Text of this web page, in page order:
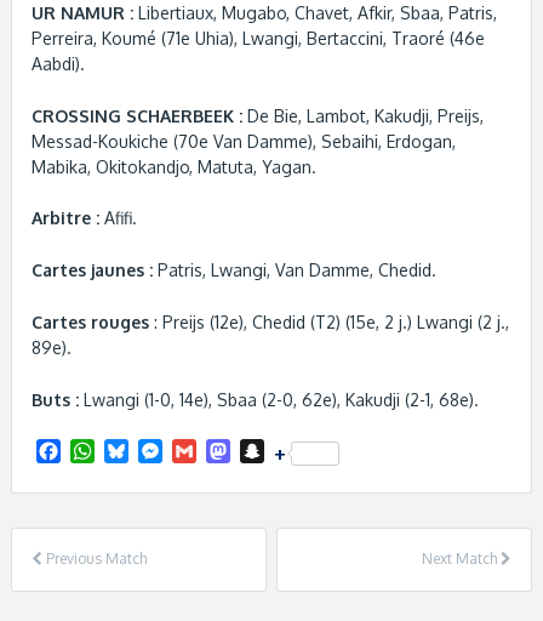
UR NAMUR : Libertiaux, Mugabo, Chavet, Afkir, Sbaa, Patris,
Perreira, Koumé (71e Uhia), Lwangi, Bertaccini, Traoré (46e
Aabdi).
CROSSING SCHAERBEEK :De Bie, Lambot, Kakudji, Preijs,
Messad-Koukiche (70e Van Damme), Sebaihi, Erdogan,
Mabika, Okitokandjo, Matuta, Yagan.
Arbitre : Afifi.
Cartes jaunes : Patris, Lwangi, Van Damme, Chedid.
Cartes rouges: Preijs (12e), Chedid (T2) (15e, 2 j.) Lwangi (2 j.,
89e).
Buts :Lwangi (1-0, 14e), Sbaa (2-0, 62e), Kakudji (2-1, 68e).
c
e
o
o
W
a
t
A
p
u
e
s
k
y
M
s
s
g
G
a
i
M
s
t
o
S
a
+
Previous Match Next Match